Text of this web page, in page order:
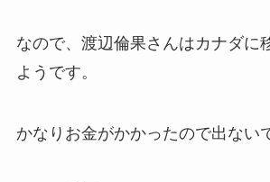
なので、渡辺倫果さんはカナダに
ようです。
かなりお金がかかったので出ない